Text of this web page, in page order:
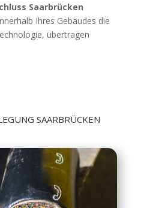
Saarbrücken
Ihres Gebäudes die
übertragen
SAARBRÜCKEN